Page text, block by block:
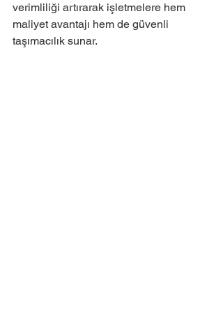
verimliliği artırarak işletmelere hem
maliyet avantajı hem de güvenli
taşımacılık sunar.